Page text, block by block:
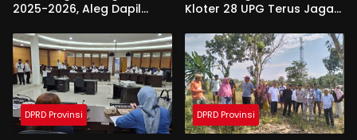
2025-2026, Aleg Dapil
Apresiasi Dari Pemda
Kloter 28 UPG Terus Jaga
Tanah Suci
DPRD Provinsi DPRD Provinsi